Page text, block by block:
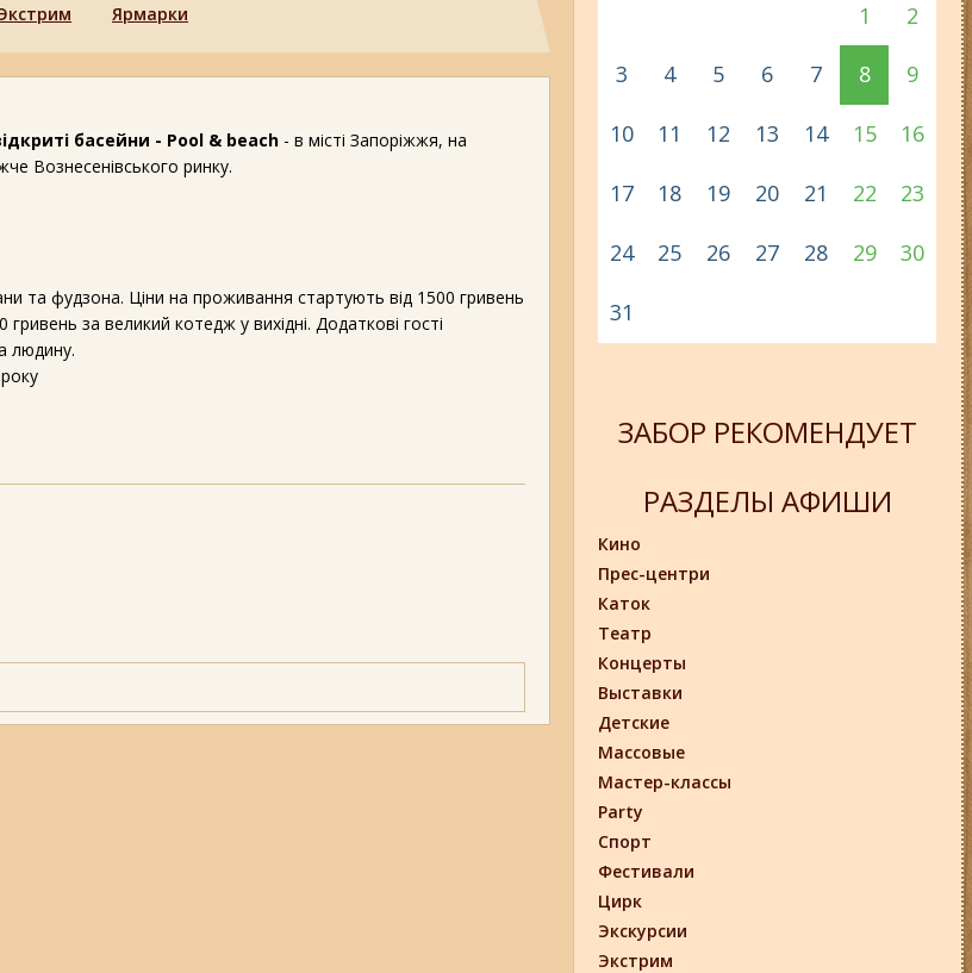
Ярмарки
басейни - Pool & beach - в місті Запоріжжя, на
Вознесенівського ринку.
та фудзона. Ціни на проживання стартують від 1500 гривень
за великий котедж у вихідні. Додаткові гості
людину.
1 2
3 4 5 6 7 8 9
10 11 12 13 14 15 16
17 18 19 20 21 22 23
24 25 26 27 28 29 30
31
ЗАБОР РЕКОМЕНДУЕТ
РАЗДЕЛЫ АФИШИ
Кино
Прес-центри
Каток
Театр
Концерты
Выставки
Детские
Массовые
Мастер-классы
Party
Спорт
Фестивали
Цирк
Экскурсии
Экстрим